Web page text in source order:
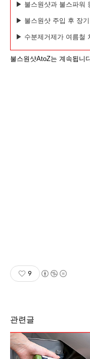
▶ 불스원샷과 불스파워
▶ 불스원샷 주입 후 장
▶ 수분제거제가 여름철
불스원샷AtoZ는 계속됩니
9
관련글